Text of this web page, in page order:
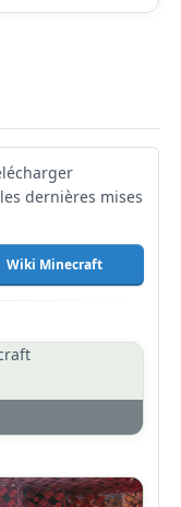
dernières mises
Wiki Minecraft